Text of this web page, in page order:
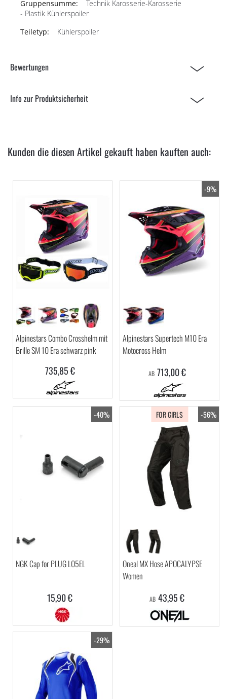
Technik Karosserie-Karosserie
- Plastik Kühlerspoiler
Kühlerspoiler
Bewertungen
Info zur Produktsicherheit
Kunden die diesen Artikel gekauft haben kauften auch:
Alpinestars Combo Crosshelm mit
Brille SM 10 Era schwarz pink
735,85 €
-9%
Alpinestars Supertech M10 Era
Motocross Helm
AB 713,00 €
-40%
NGK Cap for PLUG L05EL
15,90 €
-56%
FOR GIRLS
Oneal MX Hose APOCALYPSE
Women
AB 43,95 €
-29%